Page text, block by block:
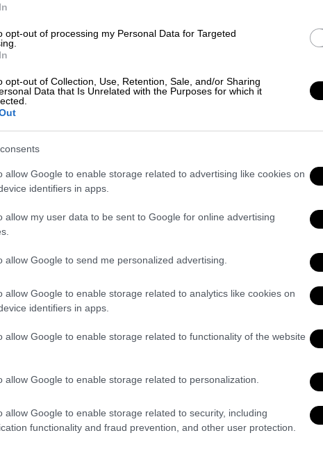
opt-out of processing my Personal Data for Targeted
opt-out of Collection, Use, Retention, Sale, and/or Sharing
Data that Is Unrelated with the Purposes for which it
allow Google to enable storage related to advertising like cookies on
identifiers in apps.
allow my user data to be sent to Google for online advertising
allow Google to send me personalized advertising.
allow Google to enable storage related to analytics like cookies on
identifiers in apps.
allow Google to enable storage related to functionality of the website
allow Google to enable storage related to personalization.
allow Google to enable storage related to security, including
functionality and fraud prevention, and other user protection.
Market|04.08.2025 15:17
Η πρώτη παραγωγή αναμένεται βάσει
Ελλάδα 02.08.2025 16:06
Χωρίς προβλήματα η έξοδος των
από 100.000 οχήματα έφυγαν από
Μικρές καθυστερήσεις θα
Ελευσίνας
Ελλάδα|02.08.2025 07:59
Μεγάλο κύμα φυγής για τις
Ώρα